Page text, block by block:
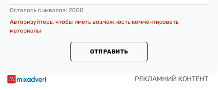
Осталось символов: 2000
Авторизуйтесь, чтобы иметь возможность комментировать
материалы
ОТПРАВИТЬ